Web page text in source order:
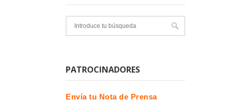
PATROCINADORES
Envía tu Nota de Prensa